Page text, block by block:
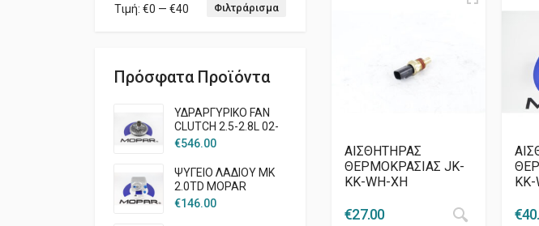
Ελάχιστη τιμή
Μέγιστη τιμή Φιλτράρισμα
Τιμή: €0 — €40
Πρόσφατα Προϊόντα
ΥΔΡΑΡΓΥΡΙΚΟ FAN
CLUTCH 2.5-2.8L 02-
07 KJ
€546.00
ΨΥΓΕΙΟ ΛΑΔΙΟΥ MK
2.0TD MOPAR
€146.00
AIΣΘΗΤΗΡΑΣ
ΘΕΡΜΟΚΡΑΣΙΑΣ JK-
KK-WH-XH
€27.00
KK-
€